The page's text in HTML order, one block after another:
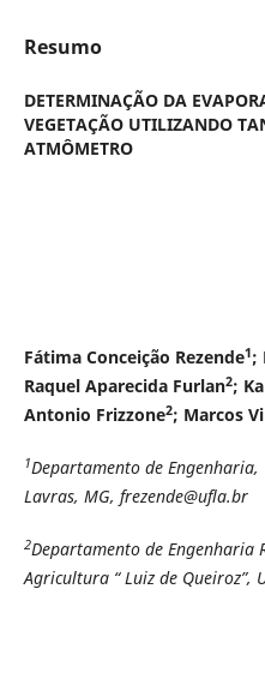
Resumo
DETERMINAÇÃO DA
VEGETAÇÃO UTILIZANDO
ATMÔMETRO
Fátima Conceição Rezende1;
Raquel Aparecida Furlan2;
Antonio Frizzone2; Marcos
1Departamento de
Lavras, MG, frezende@ufla.br
2Departamento de Engenharia
Agricultura “ Luiz de Queiroz”,